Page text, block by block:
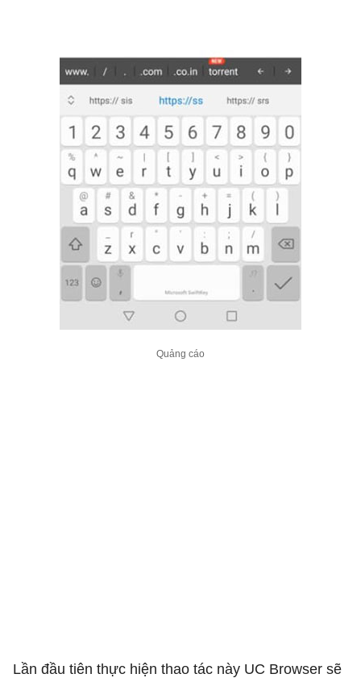
Lần đầu tiên thực hiện thao tác này UC Browser sẽ